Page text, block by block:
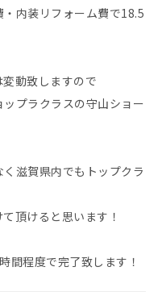
内装リフォーム費で18.5
動致しますので
プラクラスの守山ショー
滋賀県内でもトップクラ
頂けると思います！
間程度で完了致します！